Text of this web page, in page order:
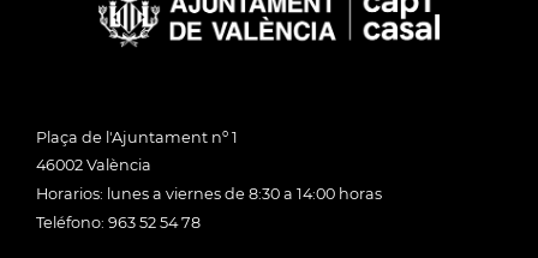
Plaça de l'Ajuntament nº 1
46002 València
Horarios: lunes a viernes de 8:30 a 14:00 horas
Teléfono: 963 52 54 78